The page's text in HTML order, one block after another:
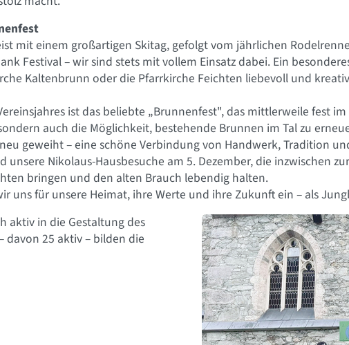
mit einem großartigen Skitag, gefolgt vom jährlichen
Festival – wir sind stets mit vollem Einsatz dabei. Ein
Kaltenbrunn oder die Pfarrkirche Feichten liebevoll und
ist das beliebte „Brunnenfest", das mittlerweile fest
auch die Möglichkeit, bestehende Brunnen im Tal zu
geweiht – eine schöne Verbindung von Handwerk, Tradition
unsere Nikolaus-Hausbesuche am 5. Dezember, die inzwischen
bringen und den alten Brauch lebendig halten.
uns für unsere Heimat, ihre Werte und ihre Zukunft ein – als
aktiv in die Gestaltung des
davon 25 aktiv – bilden die